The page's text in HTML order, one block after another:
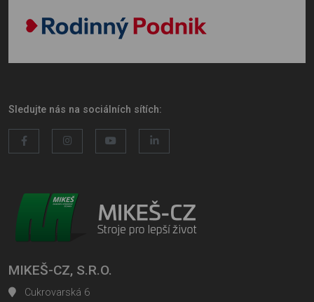
Sledujte nás na sociálních sítích:
MIKEŠ-CZ, S.R.O.
Cukrovarská 6